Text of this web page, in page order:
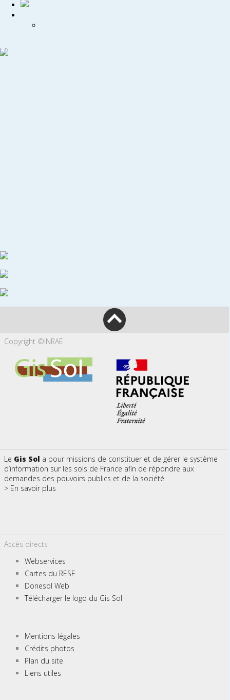
Copyright ©INRAE
Le Gis Sol a pour missions de constituer et de gérer le système
d’information sur les sols de France afin de répondre aux
demandes des pouvoirs publics et de la société
> En savoir plus
Accès directs
Webservices
Cartes du RESF
Donesol Web
Télécharger le logo du Gis Sol
Mentions légales
Crédits photos
Plan du site
Liens utiles